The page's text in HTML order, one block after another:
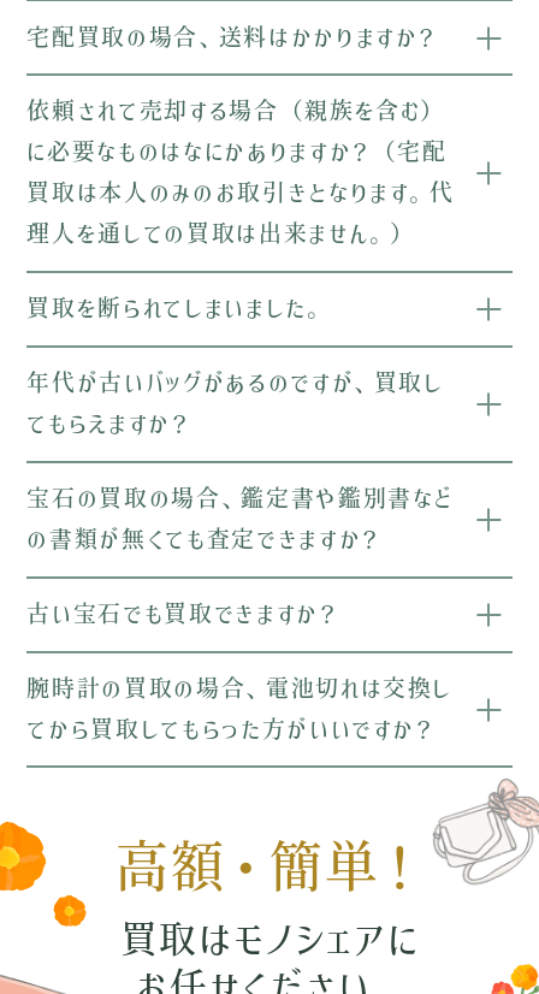
宅配買取の場合、送料はかかりますか？
依頼されて売却する場合（親族を含む）
に必要なものはなにかありますか？（宅配
買取は本人のみのお取引きとなります。代
理人を通しての買取は出来ません。）
買取を断られてしまいました。
年代が古いバッグがあるのですが、買取し
てもらえますか？
宝石の買取の場合、鑑定書や鑑別書など
の書類が無くても査定できますか？
古い宝石でも買取できますか？
腕時計の買取の場合、電池切れは交換し
てから買取してもらった方がいいですか？
高額・簡単！
買取はモノシェアに